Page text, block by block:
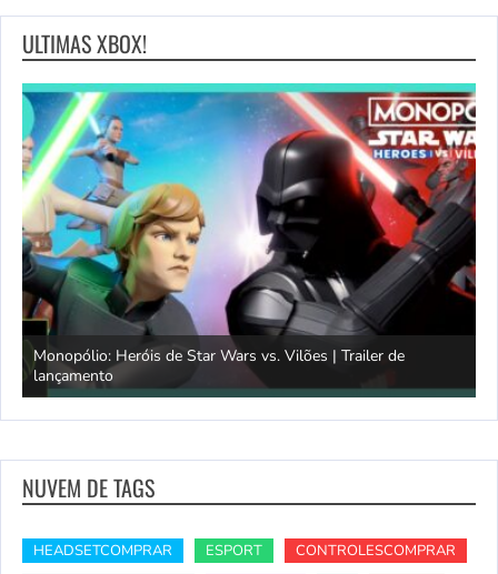
ULTIMAS XBOX!
Monopólio: Heróis de Star Wars vs. Vilões | Trailer de
lançamento
NUVEM DE TAGS
HEADSETCOMPRAR ESPORT
CONTROLESCOMPRAR